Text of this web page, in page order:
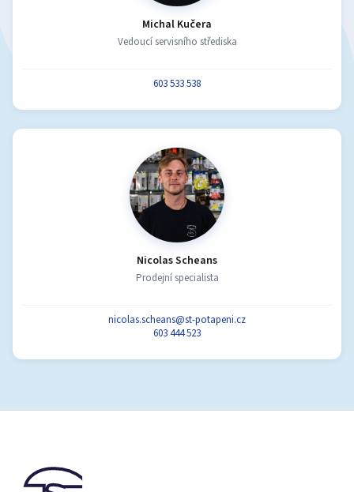
Michal Kučera
Vedoucí servisního střediska
603 533 538
Nicolas Scheans
Prodejní specialista
nicolas.scheans@st-potapeni.cz
603 444 523